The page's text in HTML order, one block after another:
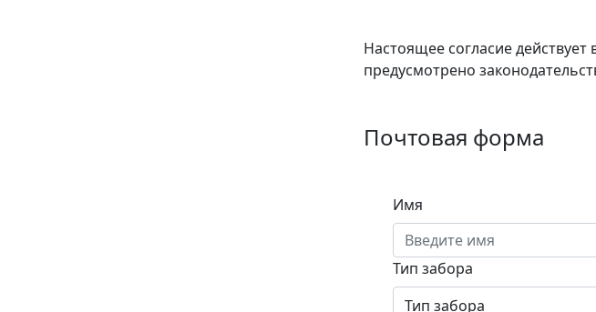
Настоящее согласие
предусмотрено
Почтовая форма
Имя
Тип забора